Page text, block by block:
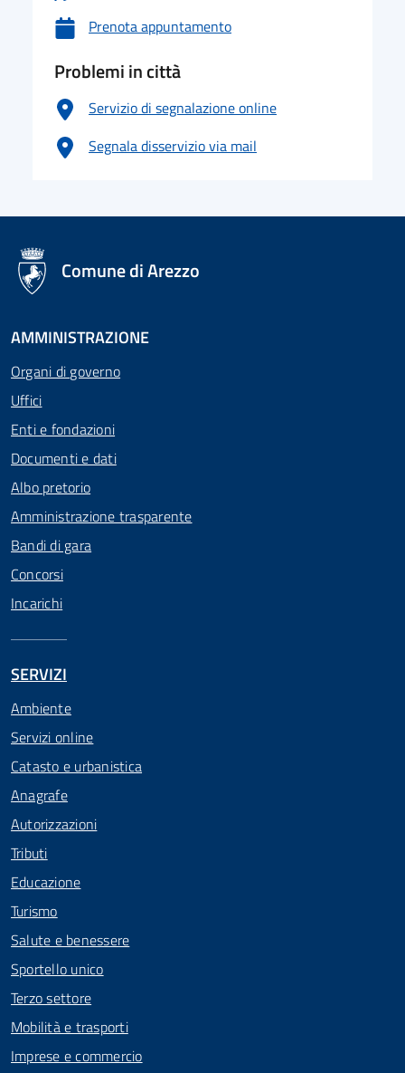
Prenota appuntamento
Problemi in città
Servizio di segnalazione online
Segnala disservizio via mail
logo Unione Europea
Comune di Arezzo
AMMINISTRAZIONE
Organi di governo
Uffici
Enti e fondazioni
Documenti e dati
Albo pretorio
Amministrazione trasparente
Bandi di gara
Concorsi
Incarichi
SERVIZI
Ambiente
Servizi online
Catasto e urbanistica
Anagrafe
Autorizzazioni
Tributi
Educazione
Turismo
Salute e benessere
Sportello unico
Terzo settore
Mobilità e trasporti
Imprese e commercio